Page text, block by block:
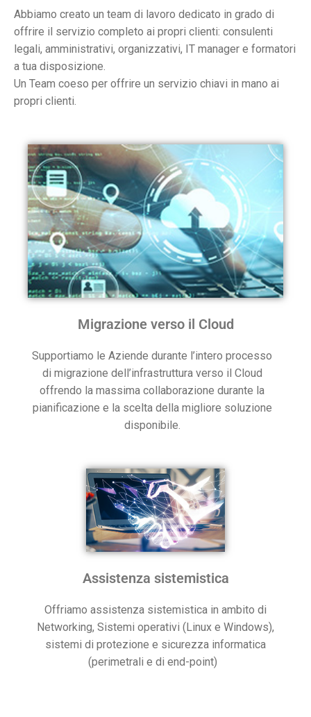
Abbiamo creato un team di lavoro dedicato in grado di
offrire il servizio completo ai propri clienti: consulenti
legali, amministrativi, organizzativi, IT manager e formatori
a tua disposizione.
Un Team coeso per offrire un servizio chiavi in mano ai
propri clienti.
Migrazione verso il Cloud
Supportiamo le Aziende durante l’intero processo
di migrazione dell’infrastruttura verso il Cloud
offrendo la massima collaborazione durante la
pianificazione e la scelta della migliore soluzione
disponibile.
Assistenza sistemistica
Offriamo assistenza sistemistica in ambito di
Networking, Sistemi operativi (Linux e Windows),
sistemi di protezione e sicurezza informatica
(perimetrali e di end-point)